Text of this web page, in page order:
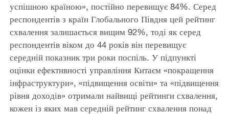
успішною країною», постійно перевищує 84%. Серед
респондентів з країн Глобального Півдня цей рейтинг
схвалення залишається вищим 92%, тоді як серед
респондентів віком до 44 років він перевищує
середній показник три роки поспіль. У підпункті
оцінки ефективності управління Китаєм «покращення
інфраструктури», «підвищення освіти» та «підвищення
рівня доходів» отримали найвищі рейтинги схвалення,
кожен із яких мав середній рейтинг схвалення понад